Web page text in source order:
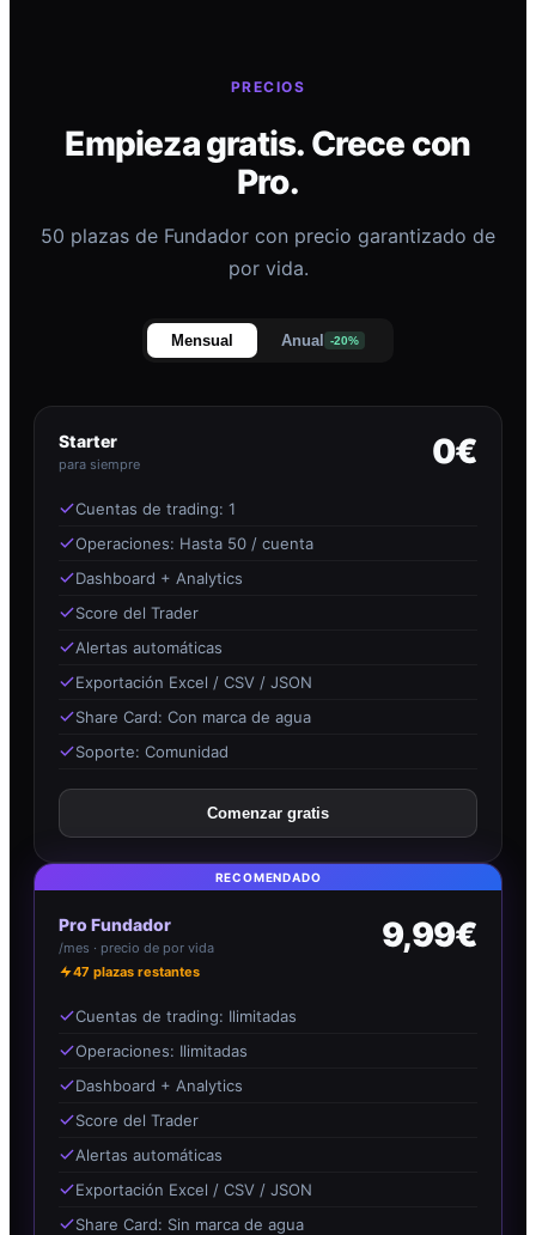
PRECIOS
Empieza gratis. Crece con
Pro.
50 plazas de Fundador con precio garantizado de
por vida.
Mensual Anual -20%
Starter
para siempre 0€
Cuentas de trading: 1
Operaciones: Hasta 50 / cuenta
Dashboard + Analytics
Score del Trader
Alertas automáticas
Exportación Excel / CSV / JSON
Share Card: Con marca de agua
Soporte: Comunidad
Comenzar gratis
RECOMENDADO
Pro Fundador
/mes · precio de por vida
47 plazas restantes
9,99€
Cuentas de trading: Ilimitadas
Operaciones: Ilimitadas
Dashboard + Analytics
Score del Trader
Alertas automáticas
Exportación Excel / CSV / JSON
Share Card: Sin marca de agua